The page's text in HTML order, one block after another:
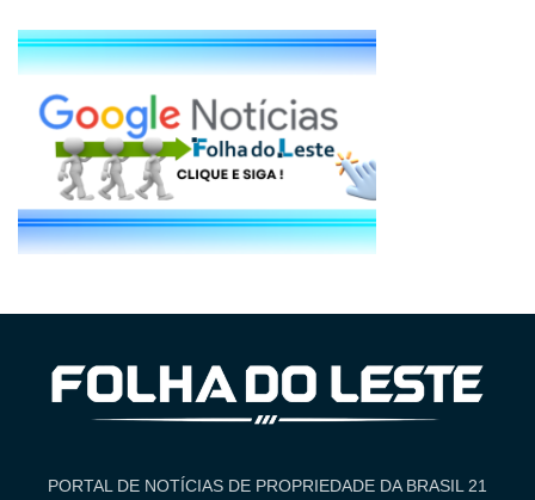
PORTAL DE NOTÍCIAS DE PROPRIEDADE DA BRASIL 21